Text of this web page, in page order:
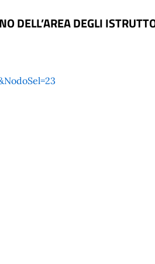
DELL’AREA DEGLI